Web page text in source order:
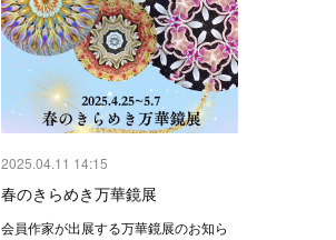
2025.04.11 14:15
春のきらめき万華鏡展
会員作家が出展する万華鏡展のお知ら